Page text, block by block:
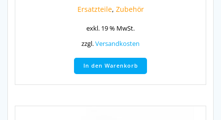
Ersatzteile, Zubehör
exkl. 19 % MwSt.
zzgl.Versandkosten
In den Warenkorb